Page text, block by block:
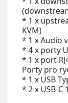
* 1 x
KVM)
* 1 x Audio
* 4 x porty
* 1 x port
Porty pro
* 1 x USB
* 2 x USB-